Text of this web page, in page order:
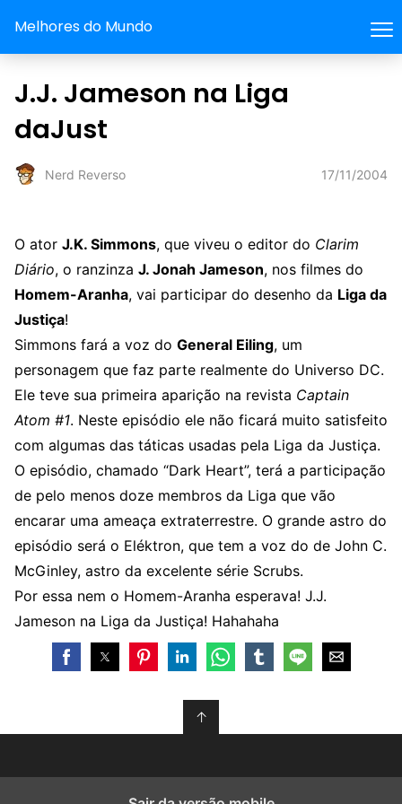
Melhores do Mundo
J.J. Jameson na Liga
daJust
Nerd Reverso 17/11/2004
O ator J.K. Simmons, que viveu o editor do Clarim
Diário, o ranzinza J. Jonah Jameson, nos filmes do
Homem-Aranha, vai participar do desenho da Liga da
Justiça!
Simmons fará a voz do General Eiling, um
personagem que faz parte realmente do Universo DC.
Ele teve sua primeira aparição na revista Captain
Atom #1. Neste episódio ele não ficará muito satisfeito
com algumas das táticas usadas pela Liga da Justiça.
O episódio, chamado “Dark Heart”, terá a participação
de pelo menos doze membros da Liga que vão
encarar uma ameaça extraterrestre. O grande astro do
episódio será o Eléktron, que tem a voz do de John C.
McGinley, astro da excelente série Scrubs.
Por essa nem o Homem-Aranha esperava! J.J.
Jameson na Liga da Justiça! Hahahaha
↑